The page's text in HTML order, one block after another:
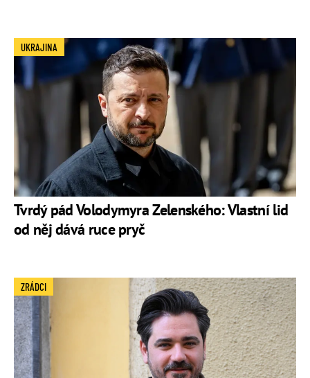
Tvrdý pád Volodymyra Zelenského: Vlastní lid
od něj dává ruce pryč
UKRAJINA
ZRÁDCI